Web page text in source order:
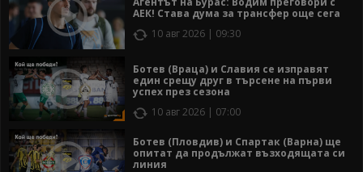
АЕК! Става дума за трансфер още сега
10 авг 2026 | 09:30
Ботев (Враца) и Славия се изправят
един срещу друг в търсене на първи
успех през сезона
10 авг 2026 | 07:00
Ботев (Пловдив) и Спартак (Варна) ще
опитат да продължат възходящата си
линия